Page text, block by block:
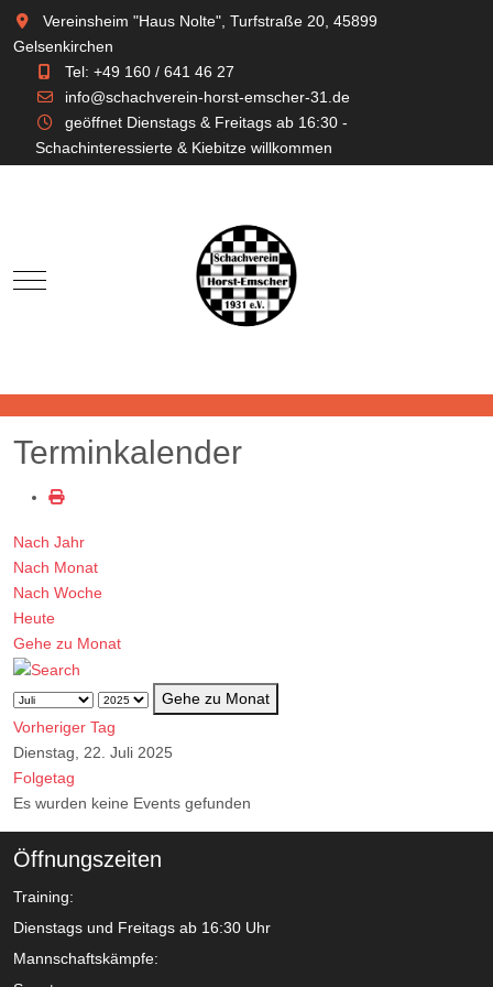
Vereinsheim "Haus Nolte", Turfstraße 20, 45899
Gelsenkirchen
Tel: +49 160 / 641 46 27
info@schachverein-horst-emscher-31.de
geöffnet Dienstags & Freitags ab 16:30 -
Schachinteressierte & Kiebitze willkommen
Mobile Menu Toggle
Terminkalender
Nach Jahr
Nach Monat
Nach Woche
Heute
Gehe zu Monat
Gehe zu Monat
Vorheriger Tag
Dienstag, 22. Juli 2025
Folgetag
Es wurden keine Events gefunden
Öffnungszeiten
Training:
Dienstags und Freitags ab 16:30 Uhr
Mannschaftskämpfe: